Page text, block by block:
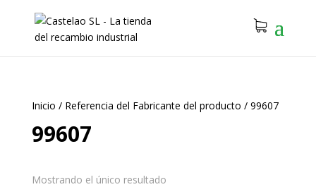
Inicio / Referencia del Fabricante del producto / 99607
99607
Mostrando el único resultado